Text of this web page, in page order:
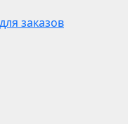
заказов